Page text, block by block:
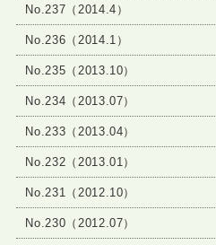
No.237（2014.4）
No.236（2014.1）
No.235（2013.10）
No.234（2013.07）
No.233（2013.04）
No.232（2013.01）
No.231（2012.10）
No.230（2012.07）